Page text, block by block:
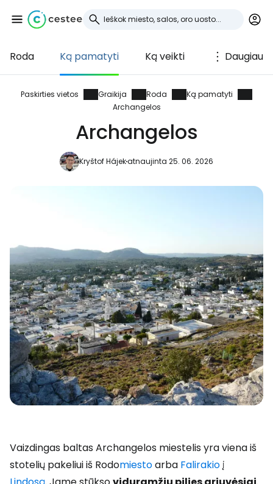
Roda Ką pamatyti Ką veikti Daugiau
Paskirties vietos Graikija Roda
Ką pamatyti
Archangelos
Archangelos
Kryštof Hájekatnaujinta 25. 06. 2026
Vaizdingas baltas Archangelos miestelis yra viena iš
stotelių pakeliui iš Rodomiestoarba Falirakioį
Prisijunkite prie
Cestee
... pasaulinė kelionių bendruomenė
Tęsti su Google
Tęsti el. paštu